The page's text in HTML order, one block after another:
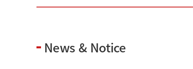
News & Notice